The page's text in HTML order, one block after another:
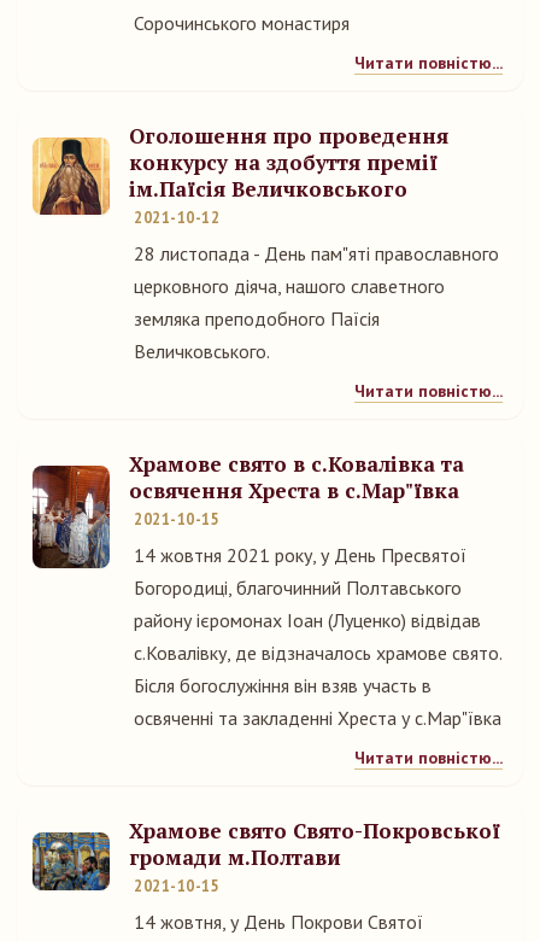
Сорочинського монастиря
Читати повністю...
Оголошення про проведення
конкурсу на здобуття премії
ім.Паїсія Величковського
2021-10-12
28 листопада - День пам"яті православного
церковного діяча, нашого славетного
земляка преподобного Паїсія
Величковського.
Читати повністю...
Храмове свято в с.Ковалівка та
освячення Хреста в с.Мар"ївка
2021-10-15
14 жовтня 2021 року, у День Пресвятої
Богородиці, благочинний Полтавського
району ієромонах Іоан (Луценко) відвідав
с.Ковалівку, де відзначалось храмове свято.
Бісля богослужіння він взяв участь в
освяченні та закладенні Хреста у с.Мар"ївка
Читати повністю...
Храмове свято Свято-Покровської
громади м.Полтави
2021-10-15
14 жовтня, у День Покрови Святої